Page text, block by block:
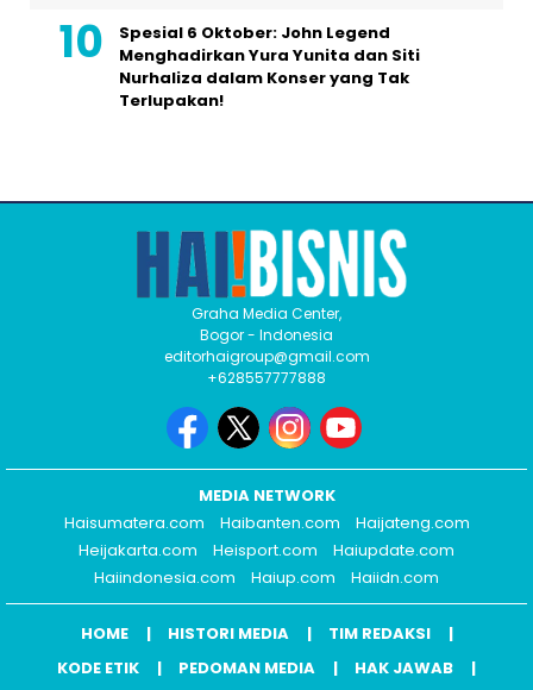
Spesial 6 Oktober: John Legend
Menghadirkan Yura Yunita dan Siti
Nurhaliza dalam Konser yang Tak
Terlupakan!
Graha Media Center,
Bogor - Indonesia
editorhaigroup@gmail.com
+628557777888
MEDIA NETWORK
Haisumatera.com
Haibanten.com
Haijateng.com
Heijakarta.com
Heisport.com
Haiupdate.com
Haiindonesia.com
Haiup.com Haiidn.com
HOME HISTORI MEDIA
TIM REDAKSI
KODE ETIK
PEDOMAN MEDIA
HAK JAWAB